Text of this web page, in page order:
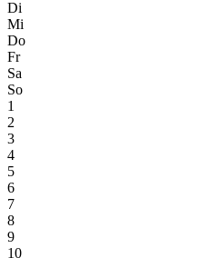
Di
Mi
Do
Fr
Sa
So
1
2
3
4
5
6
7
8
9
10